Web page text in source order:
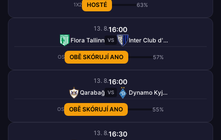
1X2 HOSTÉ 63%
13. 8.16:00
Flora Tallinn VS Inter Club d'Escaldes
OS OBĚ SKÓRUJÍ ANO 57%
13. 8.16:00
Qarabağ VS Dynamo Kyjev
OS OBĚ SKÓRUJÍ ANO 55%
13. 8.16:30